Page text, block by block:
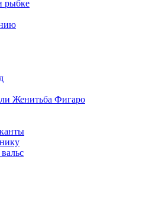
рыбке
Женитьба Фигаро